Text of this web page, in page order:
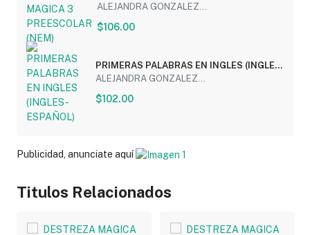
ALEJANDRA GONZALEZ...
$106.00
PRIMERAS PALABRAS EN INGLES (INGLES
- ESPAÑOL)
ALEJANDRA GONZALEZ...
$102.00
Publicidad, anunciate aquí
Titulos Relacionados